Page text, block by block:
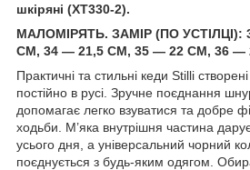
шкіряні (XT330-2).
МАЛОМІРЯТЬ. ЗАМІР (ПО УСТІЛЦІ):
СМ, 34 — 21,5 СМ, 35 — 22 СМ, 36 —
Практичні та стильні кеди Stilli
постійно в русі. Зручне поєднання
допомагає легко взуватися та добре
ходьби. М’яка внутрішня частина
усього дня, а універсальний чорний
поєднується з будь-яким одягом.